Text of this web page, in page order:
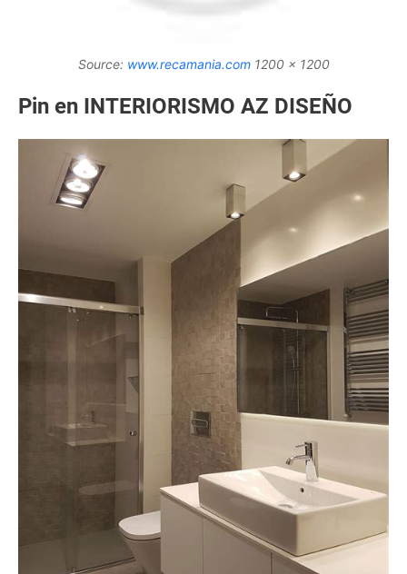
Source: www.recamania.com1200 x 1200
Pin en INTERIORISMO AZ DISEÑO